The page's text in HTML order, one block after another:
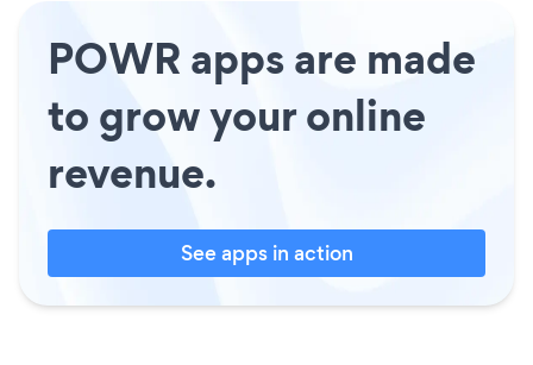
POWR apps are made
to grow your online
revenue.
See apps in action